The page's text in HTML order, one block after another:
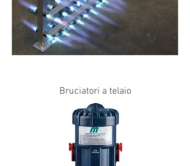
Bruciatori a telaio